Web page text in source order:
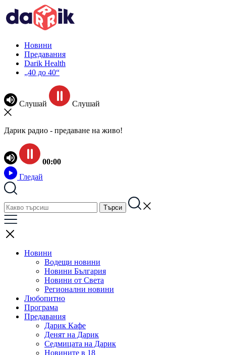
Новини
Предавания
Darik Health
„40 до 40“
Слушай Слушай
Дарик радио - предаване на живо!
00:00
Гледай
Новини
Водещи новини
Новини България
Новини от Света
Регионални новини
Любопитно
Програма
Предавания
Дарик Кафе
Денят на Дарик
Седмицата на Дарик
Новините в 18